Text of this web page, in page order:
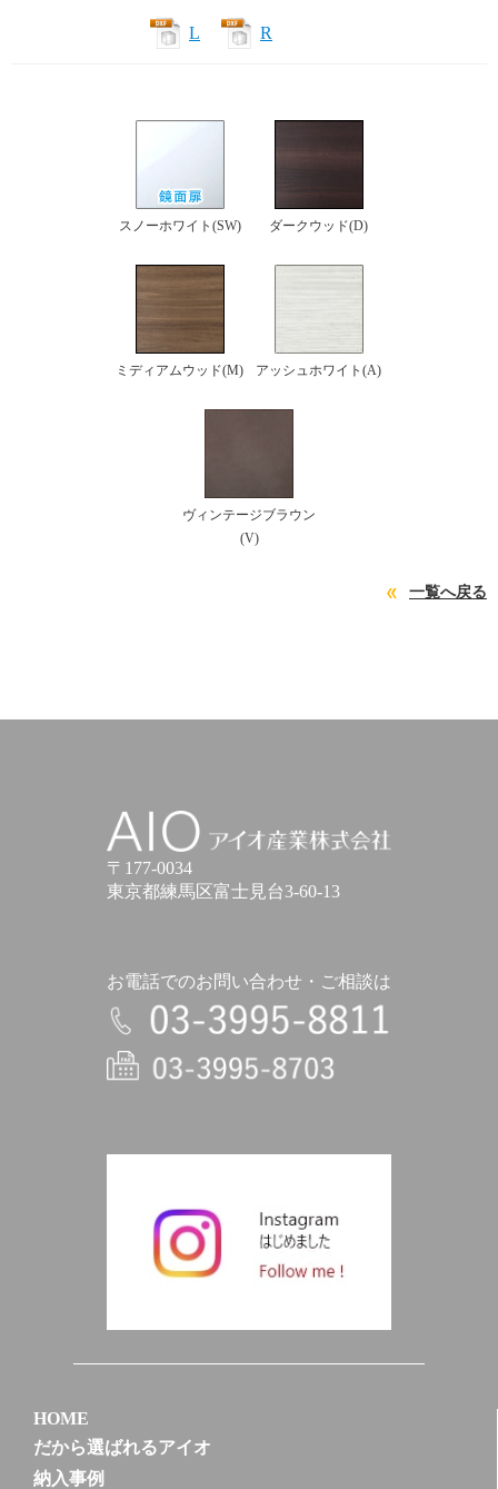
L R
スノーホワイト(SW) ダークウッド(D)
ミディアムウッド(M) アッシュホワイト(A)
ヴィンテージブラウン
(V)
一覧へ戻る
アイオ産業株式会社
〒177-0034
東京都練馬区富士見台3-60-13
お電話でのお問い合わせ・ご相談は
電話
HOME
だから選ばれるアイオ
納入事例